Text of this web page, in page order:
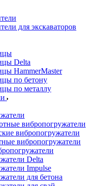
для экскаваторов
Delta
HammerMaster
по бетону
по металлу
вибропогружатели
вибропогружатели
вибропогружатели
Delta
Impulse
для бетона